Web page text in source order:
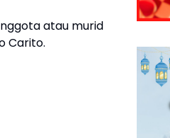
atau murid
Carito.